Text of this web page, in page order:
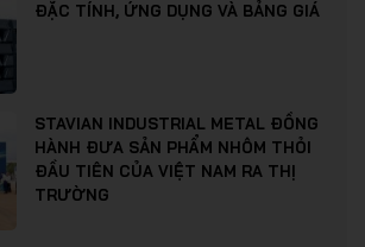
ĐẶC TÍNH, ỨNG DỤNG VÀ BẢNG GIÁ
STAVIAN INDUSTRIAL METAL ĐỒNG
HÀNH ĐƯA SẢN PHẨM NHÔM THỎI
ĐẦU TIÊN CỦA VIỆT NAM RA THỊ
TRƯỜNG